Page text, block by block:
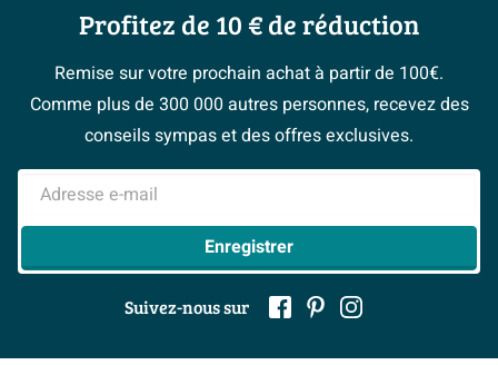
Garantie & réclamations
Politique d’avis
> Service client
Les bons tuyaux
Espace bricolage
> Espace Conseil
Moodboards
Magazine
#Mysawiday
> Inspiration salle de bains
Qui est Sawiday ?
Postes vacants
Espace Pro
BeCommerce
> Tout sur nos showrooms
Profitez de 10 € de réduction
Remise sur votre prochain achat à partir de 100€.
Comme plus de 300 000 autres personnes, recevez des
conseils sympas et des offres exclusives.
Adresse e-mail
Enregistrer
Suivez-nous sur